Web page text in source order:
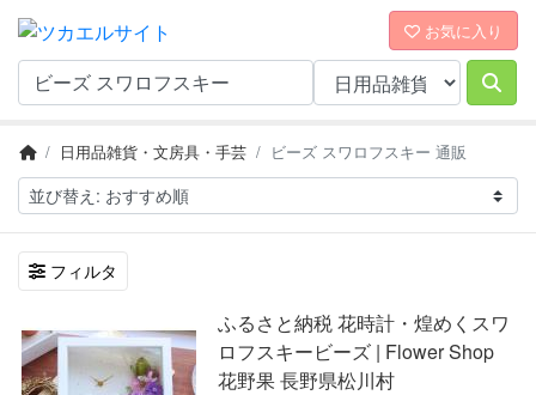
お気に入り
日用品雑貨・文房具・手芸 ビーズ スワロフスキー 通販
フィルタ
ふるさと納税 花時計・煌めくスワ
ロフスキービーズ | Flower Shop
花野果 長野県松川村